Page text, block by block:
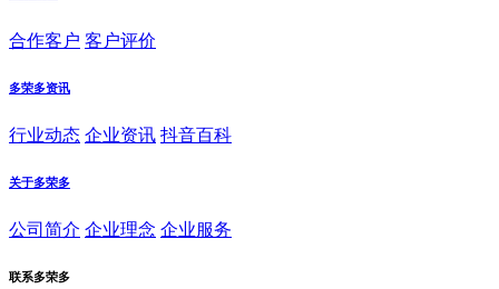
合作客户 客户评价
多荣多资讯
行业动态 企业资讯 抖音百科
关于多荣多
公司简介 企业理念 企业服务
联系多荣多